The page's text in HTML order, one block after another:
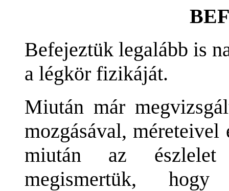
Befejeztük legalább is
a légkör fizikáját.
Miután már
mozgásával,
miután az észlelet
megismertük,